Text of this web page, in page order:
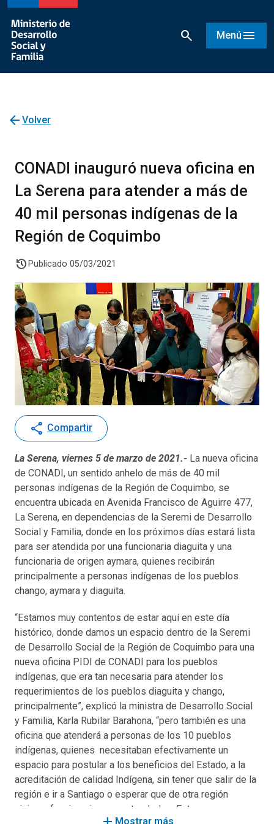
search Menú menu
arrow_back Volver
CONADI inauguró nueva oficina en
La Serena para atender a más de
40 mil personas indígenas de la
Región de Coquimbo
history Publicado 05/03/2021
share Compartir
La Serena, viernes 5 de marzo de 2021.- La nueva oficina
de CONADI, un sentido anhelo de más de 40 mil
personas indígenas de la Región de Coquimbo, se
encuentra ubicada en Avenida Francisco de Aguirre 477,
La Serena, en dependencias de la Seremi de Desarrollo
Social y Familia, donde en los próximos días estará lista
para ser atendida por una funcionaria diaguita y una
funcionaria de origen aymara, quienes recibirán
principalmente a personas indígenas de los pueblos
chango, aymara y diaguita.
“Estamos muy contentos de estar aquí en este día
histórico, donde damos un espacio dentro de la Seremi
de Desarrollo Social de la Región de Coquimbo para una
nueva oficina PIDI de CONADI para los pueblos
indígenas, que era tan necesaria para atender los
requerimientos de los pueblos diaguita y chango,
principalmente”, explicó la ministra de Desarrollo Social
y Familia, Karla Rubilar Barahona, “pero también es una
oficina que atenderá a personas de los 10 pueblos
indígenas, quienes necesitaban efectivamente un
espacio para postular a los beneficios del Estado, a la
acreditación de calidad Indígena, sin tener que salir de la
región e ir a Santiago o esperar que de otra región
vinieran funcionarios para atenderlos. Este es un avance
Mostrar más